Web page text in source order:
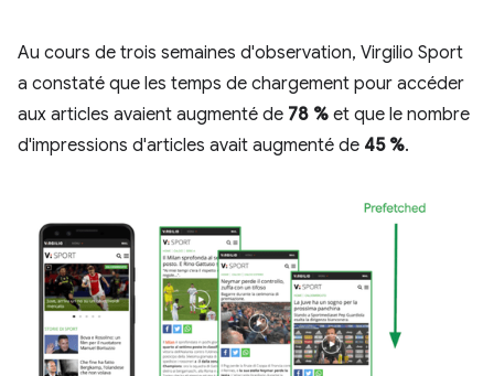
Au cours de trois semaines d'observation, Virgilio Sport
a constaté que les temps de chargement pour accéder
aux articles avaient augmenté de 78 % et que le nombre
d'impressions d'articles avait augmenté de 45 %.